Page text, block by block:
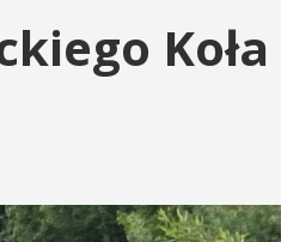
Koła